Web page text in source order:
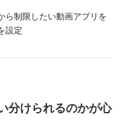
ら制限したい動画アプリを
設定
分けられるのかが心